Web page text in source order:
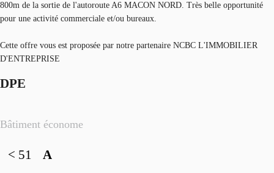
800m de la sortie de l'autoroute A6 MACON NORD. Très belle opportunité
pour une activité commerciale et/ou bureaux.
Cette offre vous est proposée par notre partenaire NCBC L'IMMOBILIER
D'ENTREPRISE
DPE
Bâtiment économe
A
< 51